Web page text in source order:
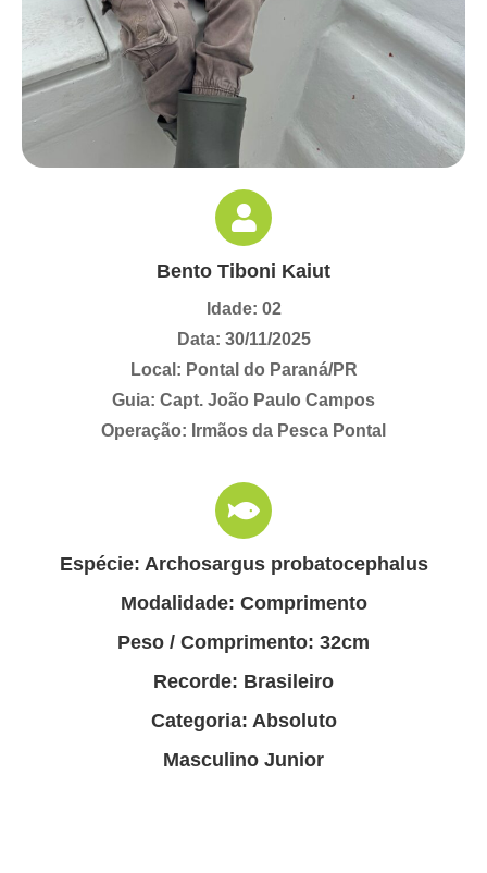
Bento Tiboni Kaiut
Idade: 02
Data: 30/11/2025
Local: Pontal do Paraná/PR
Guia: Capt. João Paulo Campos
Operação: Irmãos da Pesca Pontal
Espécie: Archosargus probatocephalus
Modalidade: Comprimento
Peso / Comprimento: 32cm
Recorde: Brasileiro
Categoria: Absoluto
Masculino Junior